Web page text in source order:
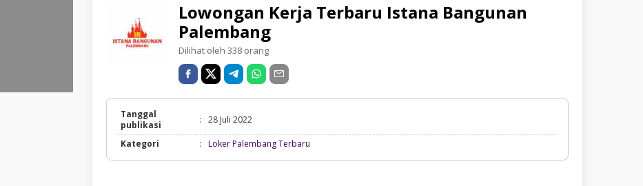
Lowongan Kerja Terbaru Istana Bangunan
Palembang
Dilihat oleh 338 orang
Tanggal
publikasi
: 28 Juli 2022
Kategori : Loker Palembang Terbaru